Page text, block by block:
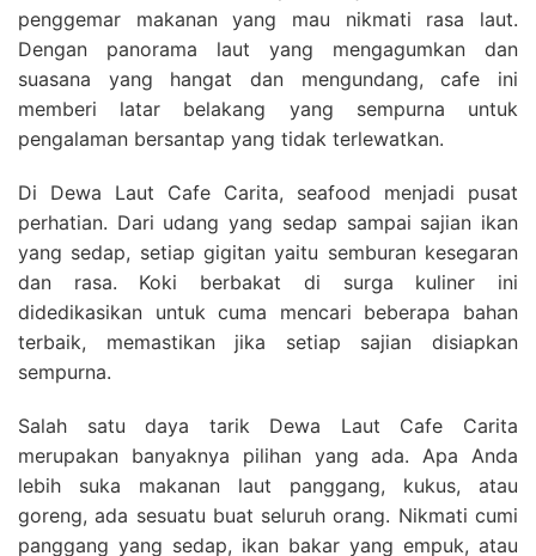
penggemar makanan yang mau nikmati rasa laut.
Dengan panorama laut yang mengagumkan dan
suasana yang hangat dan mengundang, cafe ini
memberi latar belakang yang sempurna untuk
pengalaman bersantap yang tidak terlewatkan.
Di Dewa Laut Cafe Carita, seafood menjadi pusat
perhatian. Dari udang yang sedap sampai sajian ikan
yang sedap, setiap gigitan yaitu semburan kesegaran
dan rasa. Koki berbakat di surga kuliner ini
didedikasikan untuk cuma mencari beberapa bahan
terbaik, memastikan jika setiap sajian disiapkan
sempurna.
Salah satu daya tarik Dewa Laut Cafe Carita
merupakan banyaknya pilihan yang ada. Apa Anda
lebih suka makanan laut panggang, kukus, atau
goreng, ada sesuatu buat seluruh orang. Nikmati cumi
panggang yang sedap, ikan bakar yang empuk, atau